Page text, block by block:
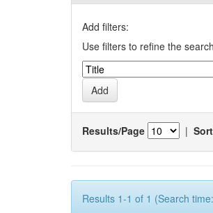
Add filters:
Use filters to refine the
Results/Page |
Results 1-1 of 1 (Search